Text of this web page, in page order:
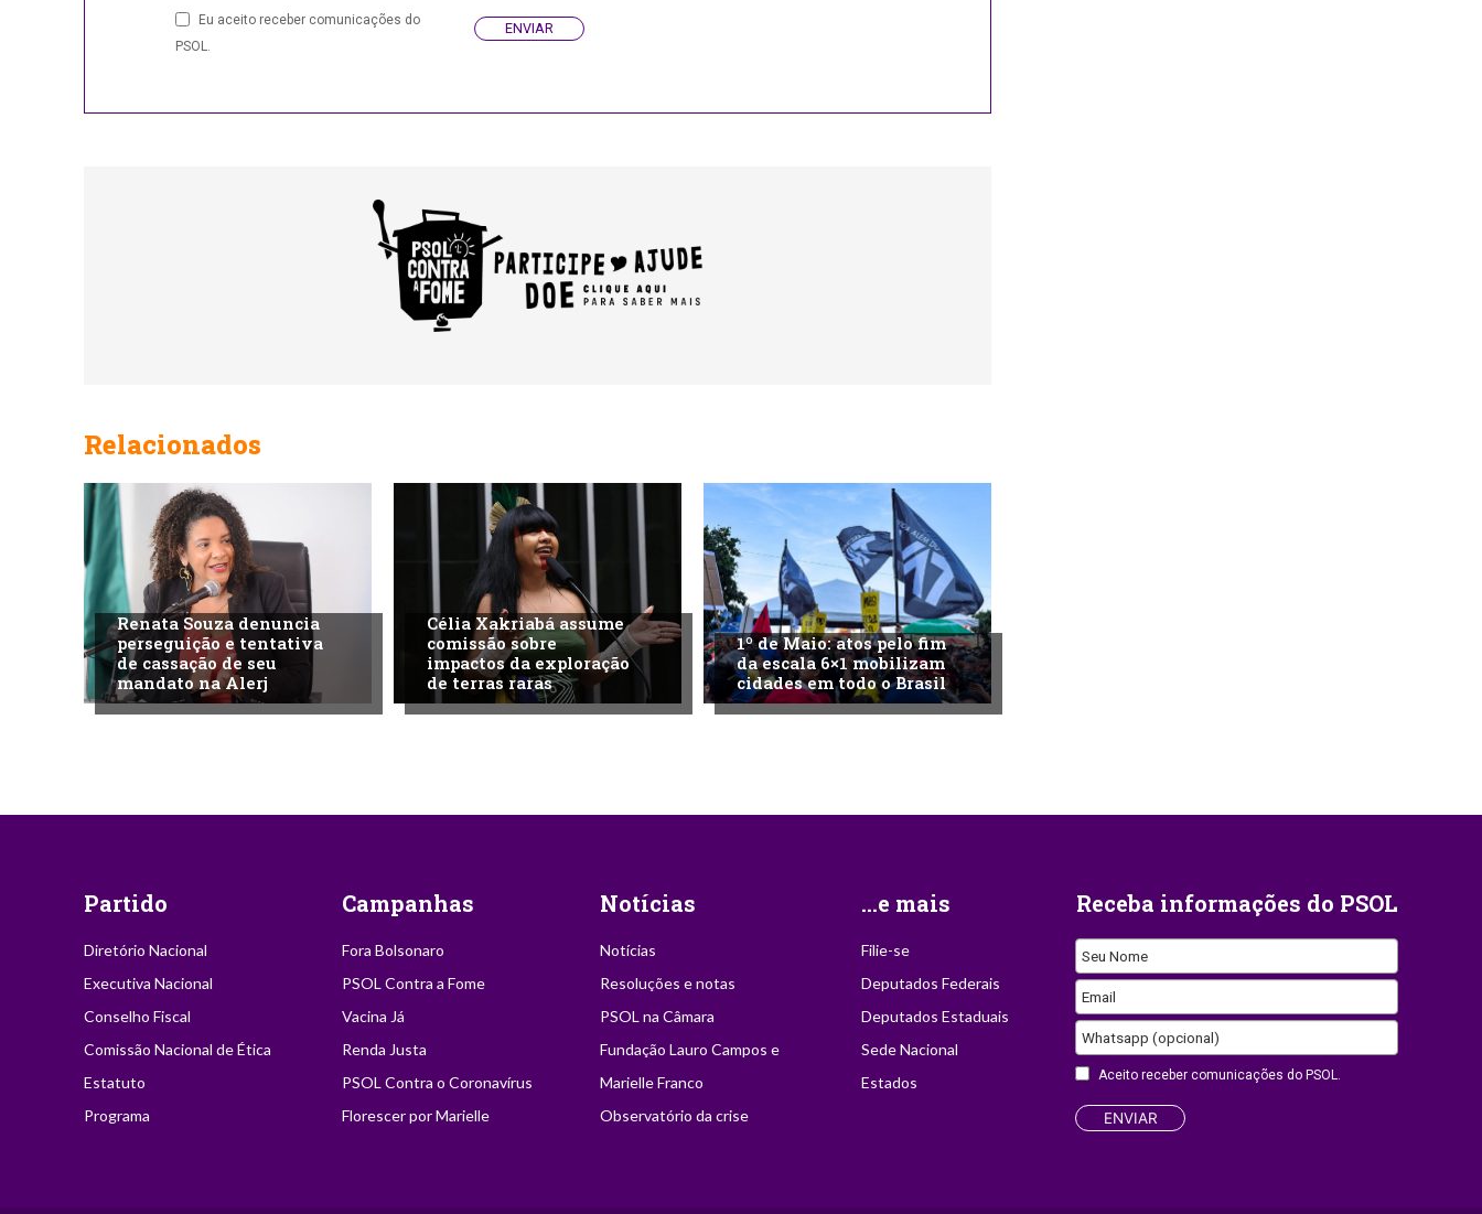
EmailEu aceito receber comunicações do
PSOL.
ENVIAR
Relacionados
Renata Souza denuncia
perseguição e tentativa
de cassação de seu
mandato na Alerj
Célia Xakriabá assume
comissão sobre
impactos da exploração
de terras raras
1º de Maio: atos pelo fim
da escala 6×1 mobilizam
cidades em todo o Brasil
Partido
Diretório Nacional
Executiva Nacional
Conselho Fiscal
Comissão Nacional de Ética
Estatuto
Programa
Campanhas
Fora Bolsonaro
PSOL Contra a Fome
Vacina Já
Renda Justa
PSOL Contra o Coronavírus
Florescer por Marielle
Notícias
Notícias
Resoluções e notas
PSOL na Câmara
Fundação Lauro Campos e
Marielle Franco
Observatório da crise
...e mais
Filie-se
Deputados Federais
Deputados Estaduais
Sede Nacional
Estados
Receba informações do PSOL
Seu Nome
Email
Whatsapp (opcional)
Contact
Email
Aceito receber comunicações do PSOL.
ENVIAR